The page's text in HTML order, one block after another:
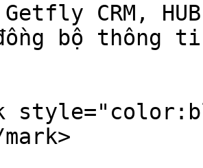
CRM,
bộ thông